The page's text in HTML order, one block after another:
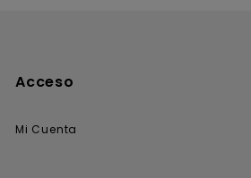
Acceso
Mi Cuenta